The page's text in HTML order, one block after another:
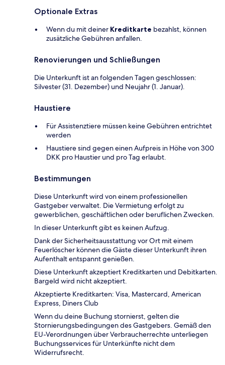
Optionale Extras
Wenn du mit deiner Kreditkarte bezahlst, können
zusätzliche Gebühren anfallen.
Renovierungen und Schließungen
Die Unterkunft ist an folgenden Tagen geschlossen:
Silvester (31. Dezember) und Neujahr (1. Januar).
Haustiere
Für Assistenztiere müssen keine Gebühren entrichtet
werden
Haustiere sind gegen einen Aufpreis in Höhe von 300
DKK pro Haustier und pro Tag erlaubt.
Bestimmungen
Diese Unterkunft wird von einem professionellen
Gastgeber verwaltet. Die Vermietung erfolgt zu
gewerblichen, geschäftlichen oder beruflichen Zwecken.
In dieser Unterkunft gibt es keinen Aufzug.
Dank der Sicherheitsausstattung vor Ort mit einem
Feuerlöscher können die Gäste dieser Unterkunft ihren
Aufenthalt entspannt genießen.
Diese Unterkunft akzeptiert Kreditkarten und Debitkarten.
Bargeld wird nicht akzeptiert.
Akzeptierte Kreditkarten: Visa, Mastercard, American
Express, Diners Club
Wenn du deine Buchung stornierst, gelten die
Stornierungsbedingungen des Gastgebers. Gemäß den
EU-Verordnungen über Verbraucherrechte unterliegen
Buchungsservices für Unterkünfte nicht dem
Widerrufsrecht.